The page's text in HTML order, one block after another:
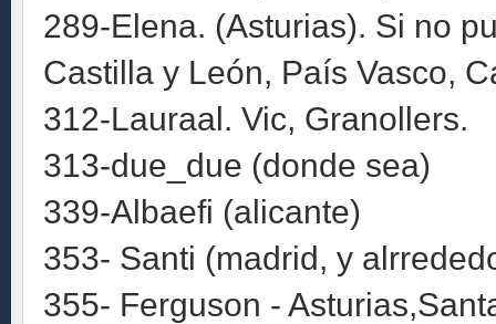
289-Elena. (Asturias). Si no
Castilla y León, País Vasco,
312-Lauraal. Vic, Granollers.
313-due_due (donde sea)
339-Albaefi (alicante)
353- Santi (madrid, y
355- Ferguson -